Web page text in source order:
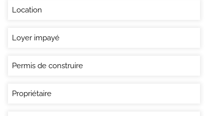
Location
Loyer impayé
Permis de construire
Propriétaire